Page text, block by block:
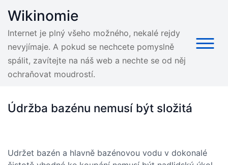
content
Wikinomie
Internet je plný všeho možného, nekalé rejdy
nevyjímaje. A pokud se nechcete pomyslně
spálit, zavítejte na náš web a nechte se od něj
ochraňovat moudrostí.
Údržba bazénu nemusí být složitá
Udržet bazén a hlavně bazénovou vodu v dokonalé